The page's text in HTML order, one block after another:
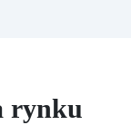
rynku